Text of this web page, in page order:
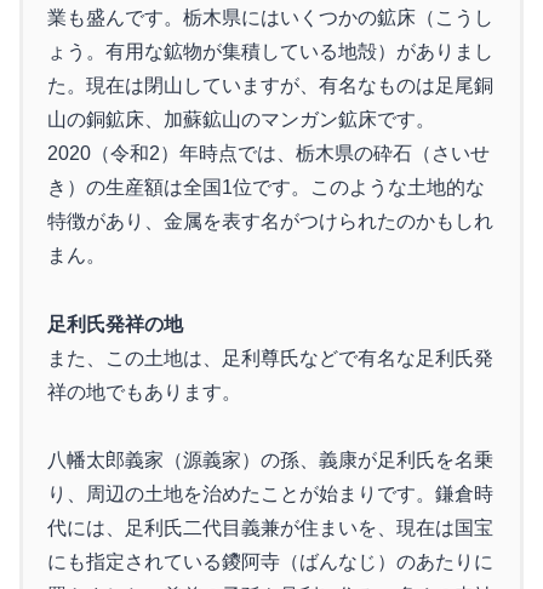
業も盛んです。栃木県にはいくつかの鉱床（こうし
ょう。有用な鉱物が集積している地殻）がありまし
た。現在は閉山していますが、有名なものは足尾銅
山の銅鉱床、加蘇鉱山のマンガン鉱床です。
2020（令和2）年時点では、栃木県の砕石（さいせ
き）の生産額は全国1位です。このような土地的な
特徴があり、金属を表す名がつけられたのかもしれ
まん。
足利氏発祥の地
また、この土地は、足利尊氏などで有名な足利氏発
祥の地でもあります。
八幡太郎義家（源義家）の孫、義康が足利氏を名乗
り、周辺の土地を治めたことが始まりです。鎌倉時
代には、足利氏二代目義兼が住まいを、現在は国宝
にも指定されている鑁阿寺（ばんなじ）のあたりに